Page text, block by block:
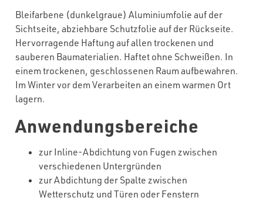
Bleifarbene (dunkelgraue) Aluminiumfolie auf der
Sichtseite, abziehbare Schutzfolie auf der Rückseite.
Hervorragende Haftung auf allen trockenen und
sauberen Baumaterialien. Haftet ohne Schweißen. In
einem trockenen, geschlossenen Raum aufbewahren.
Im Winter vor dem Verarbeiten an einem warmen Ort
lagern.
Anwendungsbereiche
zur Inline-Abdichtung von Fugen zwischen
verschiedenen Untergründen
zur Abdichtung der Spalte zwischen
Wetterschutz und Türen oder Fenstern